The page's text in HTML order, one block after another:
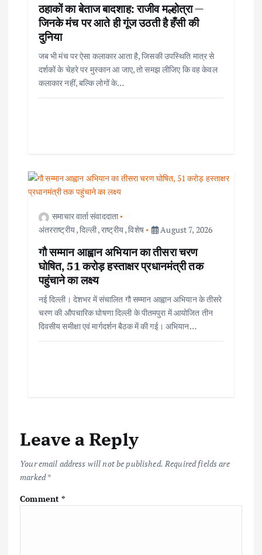
ठहाकों का बेताज बादशाह: राजीव मल्होत्रा —
जिनके मंच पर आते ही गूंज उठती है हँसी की
दुनिया
जब भी मंच पर ऐसा कलाकार आता है, जिसकी उपस्थिति मात्र से
दर्शकों के चेहरे पर मुस्कान आ जाए, तो समझ लीजिए कि वह केवल
कलाकार नहीं, बल्कि लोगों के…
समाचार वार्ता संवाददाता
अंतरराष्ट्रीय,दिल्ली,राष्ट्रीय,विशेष August 7, 2026
गौ सम्मान आह्वान अभियान का तीसरा चरण
घोषित, 51 करोड़ हस्ताक्षर प्रधानमंत्री तक
पहुंचाने का लक्ष्य
नई दिल्ली। देशभर में संचालित गौ सम्मान आह्वान अभियान के तीसरे
चरण की औपचारिक घोषणा दिल्ली के पीतमपुरा में आयोजित तीन
दिवसीय समीक्षा एवं मार्गदर्शन बैठक में की गई। अभियान…
Leave a Reply
Your email address will not be published. Required fields are
marked*
Comment*